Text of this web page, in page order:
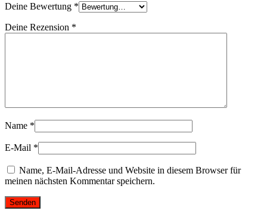
Deine Bewertung *
Deine Rezension *
Name *
E-Mail *
Name, E-Mail-Adresse und Website in diesem Browser für
meinen nächsten Kommentar speichern.